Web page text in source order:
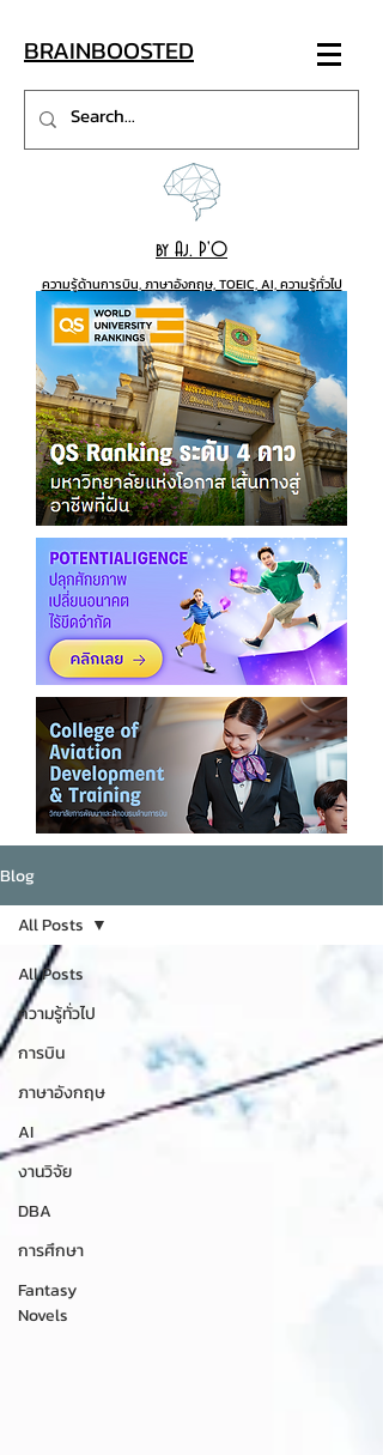
BRAINBOOSTED
by Aj. P'O
ความรู้ด้านการบิน, ภาษาอังกฤษ, TOEIC, AI, ความรู้ทั่วไป
Blog
All Posts
ความรู้ทั่วไป
การบิน
ภาษาอังกฤษ
AI
งานวิจัย
DBA
การศึกษา
Fantasy
Novels
All Posts